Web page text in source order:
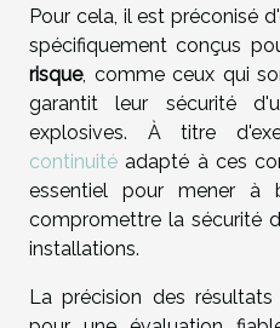
Pour cela, il est préconisé
spécifiquement conçus
risque, comme ceux qui
garantit leur sécurité
explosives. À titre
continuité adapté à ces
essentiel pour mener à
compromettre la sécurité
installations.
La précision des